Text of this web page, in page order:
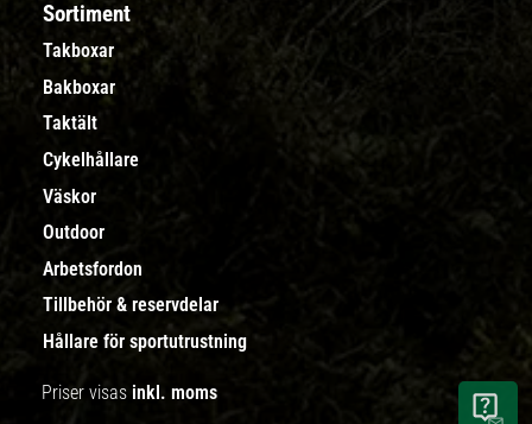
Sortiment
Takboxar
Bakboxar
Taktält
Cykelhållare
Väskor
Outdoor
Arbetsfordon
Tillbehör & reservdelar
Hållare för sportutrustning
Priser visas inkl. moms